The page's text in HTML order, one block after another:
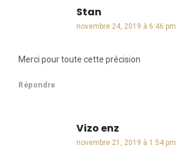
Stan
novembre 24, 2019 à 6:46 pm
Merci pour toute cette précision
Répondre
Vizo enz
novembre 21, 2019 à 1:54 pm